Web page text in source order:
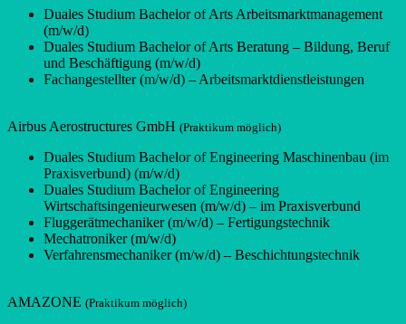
Duales Studium Bachelor of Arts Arbeitsmarktmanagement
(m/w/d)
Duales Studium Bachelor of Arts Beratung – Bildung, Beruf
und Beschäftigung (m/w/d)
Fachangestellter (m/w/d) – Arbeitsmarktdienstleistungen
Airbus Aerostructures GmbH (Praktikum möglich)
Duales Studium Bachelor of Engineering Maschinenbau (im
Praxisverbund) (m/w/d)
Duales Studium Bachelor of Engineering
Wirtschaftsingenieurwesen (m/w/d) – im Praxisverbund
Fluggerätmechaniker (m/w/d) – Fertigungstechnik
Mechatroniker (m/w/d)
Verfahrensmechaniker (m/w/d) – Beschichtungstechnik
AMAZONE (Praktikum möglich)